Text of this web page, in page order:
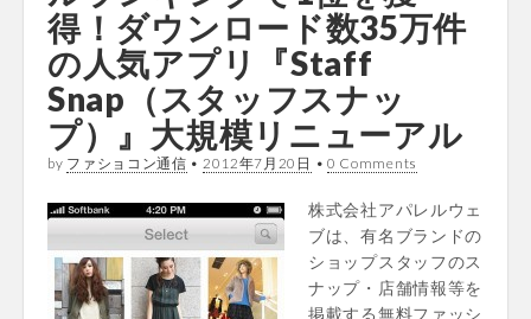
得！ダウンロード数35万件
の人気アプリ『Staff
Snap（スタッフスナッ
プ）』大規模リニューアル
by ファショコン通信 • 2012年7月20日 • 0 Comments
株式会社アパレルウェ
ブは、有名ブランドの
ショップスタッフのス
ナップ・店舗情報等を
掲載する無料ファッシ